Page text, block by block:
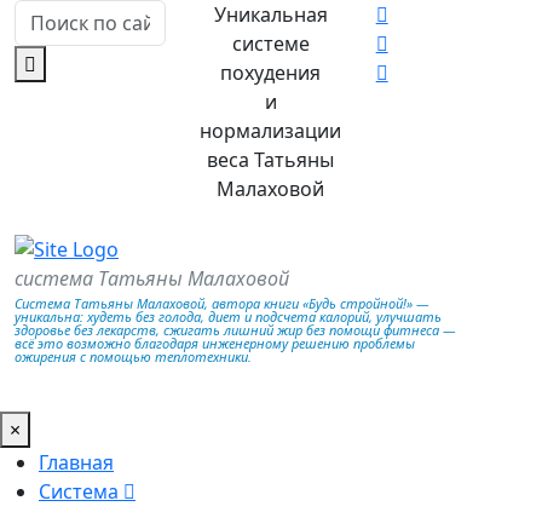
Уникальная
системе
похудения
и
нормализации
веса Татьяны
Малаховой
система Татьяны Малаховой
Система Татьяны Малаховой, автора книги «Будь стройной!» —
уникальна: худеть без голода, диет и подсчета калорий, улучшать
здоровье без лекарств, сжигать лишний жир без помощи фитнеса —
всё это возможно благодаря инженерному решению проблемы
ожирения с помощью теплотехники.
×
Главная
Система